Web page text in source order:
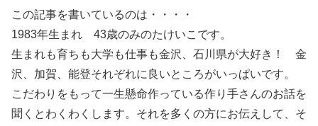
この記事を書いているのは・・・・
1983年生まれ 43歳のみのたけいこです。
生まれも育ちも大学も仕事も金沢、石川県が大好き！ 金
沢、加賀、能登それぞれに良いところがいっぱいです。
こだわりをもって一生懸命作っている作り手さんのお話を
聞くとわくわくします。それを多くの方にお伝えして、そ